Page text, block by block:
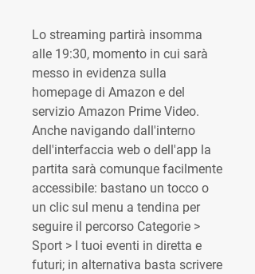
Lo streaming partirà insomma
alle 19:30, momento in cui sarà
messo in evidenza sulla
homepage di Amazon e del
servizio Amazon Prime Video.
Anche navigando dall'interno
dell'interfaccia web o dell'app la
partita sarà comunque facilmente
accessibile: bastano un tocco o
un clic sul menu a tendina per
seguire il percorso Categorie >
Sport > I tuoi eventi in diretta e
futuri; in alternativa basta scrivere